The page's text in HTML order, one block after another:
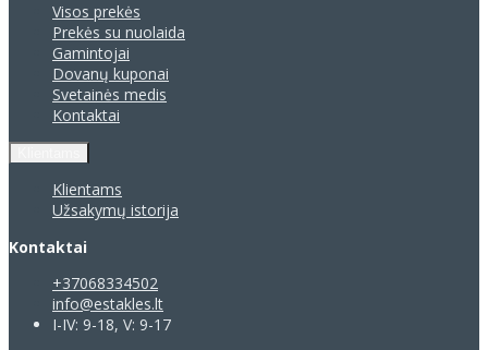
Visos prekės
Prekės su nuolaida
Gamintojai
Dovanų kuponai
Svetainės medis
Kontaktai
Klientams
Užsakymų istorija
Kontaktai
+37068334502
info@estakles.lt
I-IV: 9-18, V: 9-17